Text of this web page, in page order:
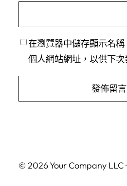
在瀏覽器中儲存顯示名
個人網站網址，以供下次
© 2026 Your Company LLC ·